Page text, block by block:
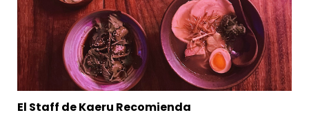
El Staff de Kaeru Recomienda